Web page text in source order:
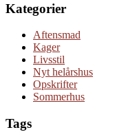
Kategorier
Aftensmad
Kager
Livsstil
Nyt helårshus
Opskrifter
Sommerhus
Tags